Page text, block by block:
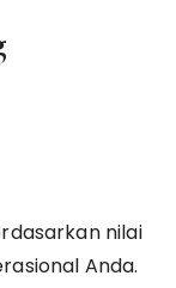
nilai
Anda.